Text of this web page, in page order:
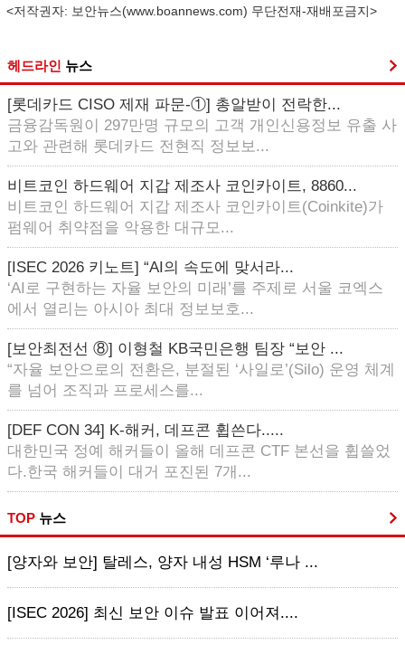
<저작권자: 보안뉴스(www.boannews.com) 무단전재-재배포금지>
헤드라인 뉴스
[롯데카드 CISO 제재 파문-①] 총알받이 전락한...
금융감독원이 297만명 규모의 고객 개인신용정보 유출 사
고와 관련해 롯데카드 전현직 정보보...
비트코인 하드웨어 지갑 제조사 코인카이트, 8860...
비트코인 하드웨어 지갑 제조사 코인카이트(Coinkite)가
펌웨어 취약점을 악용한 대규모...
[ISEC 2026 키노트] “AI의 속도에 맞서라...
‘AI로 구현하는 자율 보안의 미래’를 주제로 서울 코엑스
에서 열리는 아시아 최대 정보보호...
[보안최전선 ⑧] 이형철 KB국민은행 팀장 “보안 ...
“자율 보안으로의 전환은, 분절된 ‘사일로’(Silo) 운영 체계
를 넘어 조직과 프로세스를...
[DEF CON 34] K-해커, 데프콘 휩쓴다.....
대한민국 정예 해커들이 올해 데프콘 CTF 본선을 휩쓸었
다.한국 해커들이 대거 포진된 7개...
TOP 뉴스
[양자와 보안] 탈레스, 양자 내성 HSM ‘루나 ...
[ISEC 2026] 최신 보안 이슈 발표 이어져....